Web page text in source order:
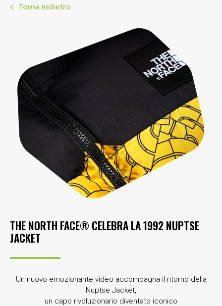
Torna indietro
THE NORTH FACE® CELEBRA LA 1992 NUPTSE
JACKET
Un nuovo emozionante video accompagna il ritorno della
Nuptse Jacket,
un capo rivoluzionario diventato iconico